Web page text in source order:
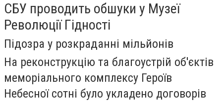
СБУ проводить обшуки у Музеї
Революції Гідності
Підозра у розкраданні мільйонів
На реконструкцію та благоустрій об'єктів
меморіального комплексу Героїв
Небесної сотні було укладено договорів